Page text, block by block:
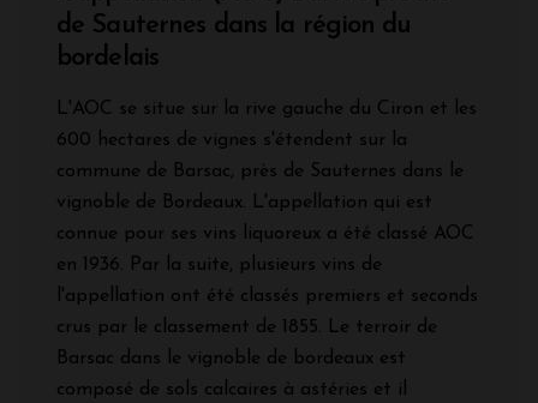
de Sauternes dans la région du
bordelais
L'AOC se situe sur la rive gauche du Ciron et les
600 hectares de vignes s'étendent sur la
commune de Barsac, près de Sauternes dans le
vignoble de Bordeaux. L'appellation qui est
connue pour ses vins liquoreux a été classé AOC
en 1936. Par la suite, plusieurs vins de
l'appellation ont été classés premiers et seconds
crus par le classement de 1855. Le terroir de
Barsac dans le vignoble de bordeaux est
composé de sols calcaires à astéries et il